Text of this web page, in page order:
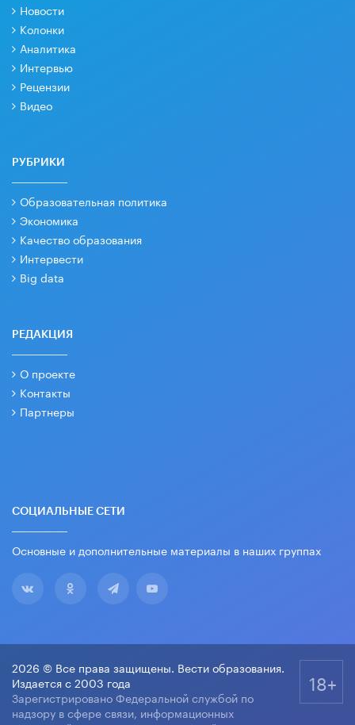
Новости
Колонки
Аналитика
Интервью
Рецензии
Видео
РУБРИКИ
Образовательная политика
Экономика
Качество образования
Интервести
Big data
РЕДАКЦИЯ
О проекте
Контакты
Партнеры
СОЦИАЛЬНЫЕ СЕТИ
Основные и дополнительные материалы в наших группах
2026 © Все права защищены. Вести образования.
Издается с 2003 года
Зарегистрировано Федеральной службой по
надзору в сфере связи, информационных
18+